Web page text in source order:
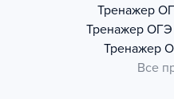
Тренажер
Тренажер ОГЭ
Тренажер
Все